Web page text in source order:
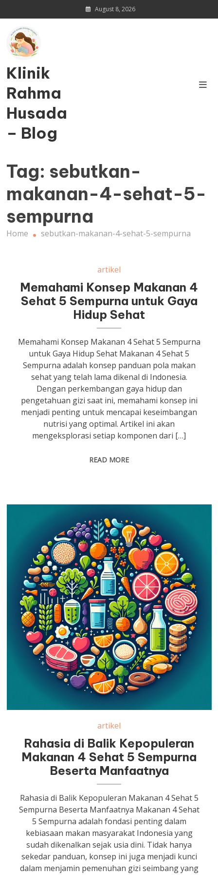
to
content
August 8, 2026
Klinik
Rahma
Husada
– Blog
Tag: sebutkan-
makanan-4-sehat-5-
sempurna
Home sebutkan-makanan-4-sehat-5-sempurna
artikel
Memahami Konsep Makanan 4
Sehat 5 Sempurna untuk Gaya
Hidup Sehat
Memahami Konsep Makanan 4 Sehat 5 Sempurna
untuk Gaya Hidup Sehat Makanan 4 Sehat 5
Sempurna adalah konsep panduan pola makan
sehat yang telah lama dikenal di Indonesia.
Dengan perkembangan gaya hidup dan
pengetahuan gizi saat ini, memahami konsep ini
menjadi penting untuk mencapai keseimbangan
nutrisi yang optimal. Artikel ini akan
mengeksplorasi setiap komponen dari […]
READ MORE
artikel
Rahasia di Balik Kepopuleran
Makanan 4 Sehat 5 Sempurna
Beserta Manfaatnya
Rahasia di Balik Kepopuleran Makanan 4 Sehat 5
Sempurna Beserta Manfaatnya Makanan 4 Sehat
5 Sempurna adalah fondasi penting dalam
kebiasaan makan masyarakat Indonesia yang
sudah dikenalkan sejak usia dini. Tidak hanya
sekedar panduan, konsep ini juga menjadi kunci
dalam menjamin pemenuhan gizi seimbang yang